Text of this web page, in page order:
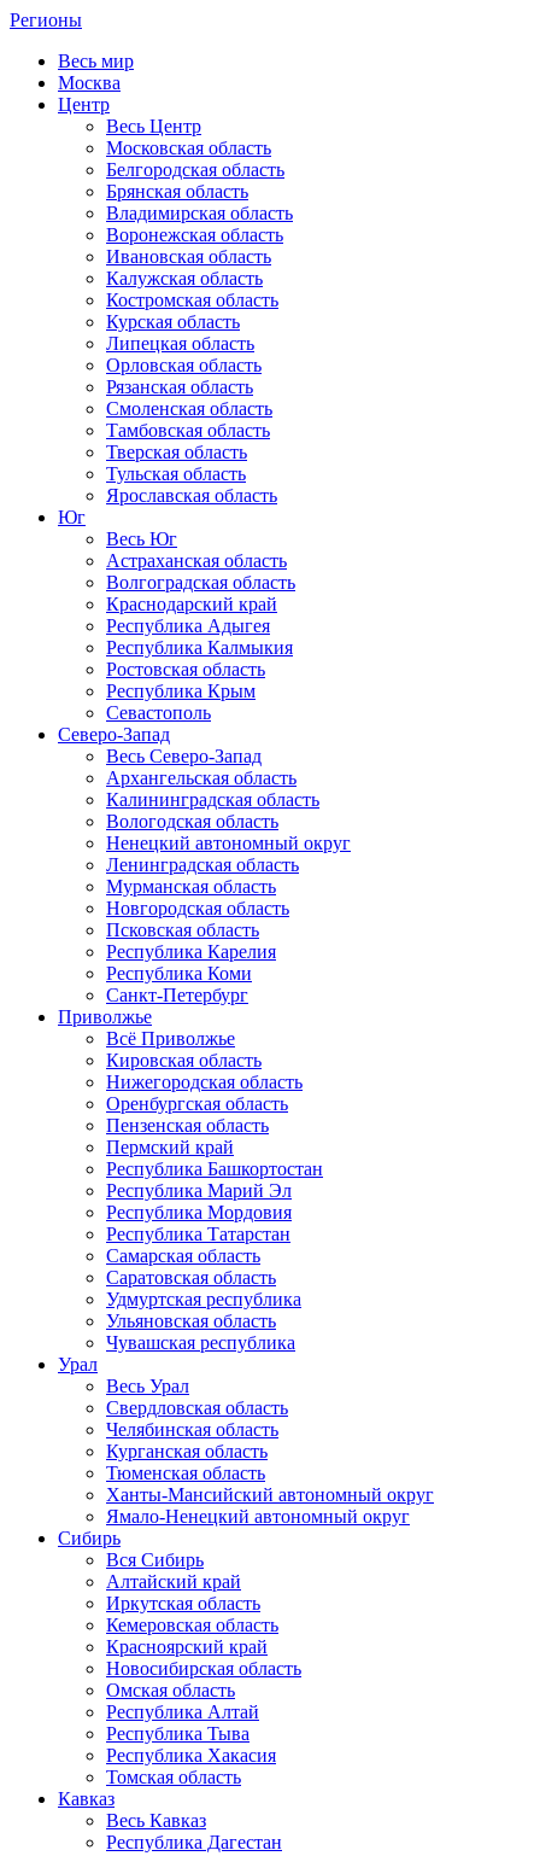
Регионы
Весь мир
Москва
Центр
Весь Центр
Московская область
Белгородская область
Брянская область
Владимирская область
Воронежская область
Ивановская область
Калужская область
Костромская область
Курская область
Липецкая область
Орловская область
Рязанская область
Смоленская область
Тамбовская область
Тверская область
Тульская область
Ярославская область
Юг
Весь Юг
Астраханская область
Волгоградская область
Краснодарский край
Республика Адыгея
Республика Калмыкия
Ростовская область
Республика Крым
Севастополь
Северо-Запад
Весь Северо-Запад
Архангельская область
Калининградская область
Вологодская область
Ненецкий автономный округ
Ленинградская область
Мурманская область
Новгородская область
Псковская область
Республика Карелия
Республика Коми
Санкт-Петербург
Приволжье
Всё Приволжье
Кировская область
Нижегородская область
Оренбургская область
Пензенская область
Пермский край
Республика Башкортостан
Республика Марий Эл
Республика Мордовия
Республика Татарстан
Самарская область
Саратовская область
Удмуртская республика
Ульяновская область
Чувашская республика
Урал
Весь Урал
Свердловская область
Челябинская область
Курганская область
Тюменская область
Ханты-Мансийский автономный округ
Ямало-Ненецкий автономный округ
Сибирь
Вся Сибирь
Алтайский край
Иркутская область
Кемеровская область
Красноярский край
Новосибирская область
Омская область
Республика Алтай
Республика Тыва
Республика Хакасия
Томская область
Кавказ
Весь Кавказ
Республика Дагестан